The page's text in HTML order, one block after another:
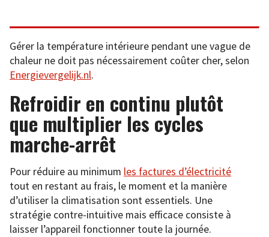
Gérer la température intérieure pendant une vague de
chaleur ne doit pas nécessairement coûter cher, selon
Energievergelijk.nl.
Refroidir en continu plutôt
que multiplier les cycles
marche-arrêt
Pour réduire au minimum les factures d’électricité
tout en restant au frais, le moment et la manière
d’utiliser la climatisation sont essentiels. Une
stratégie contre-intuitive mais efficace consiste à
laisser l’appareil fonctionner toute la journée.